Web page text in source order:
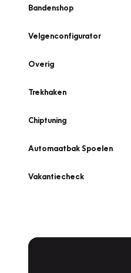
Bandenshop
Velgenconfigurator
Overig
Trekhaken
Chiptuning
Automaatbak Spoelen
Vakantiecheck